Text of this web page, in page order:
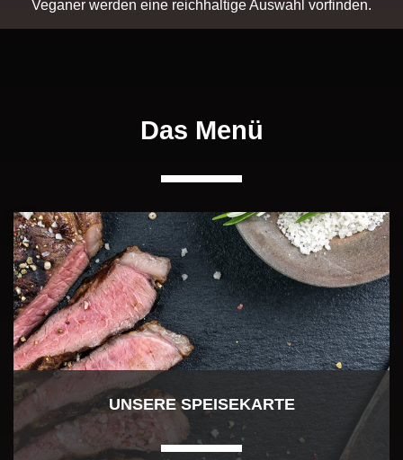
Veganer werden eine reichhaltige Auswahl vorfinden.
Das Menü
UNSERE SPEISEKARTE